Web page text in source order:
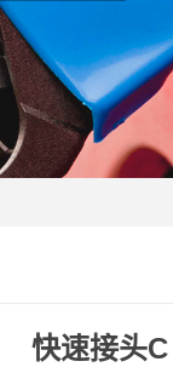
快速接头C